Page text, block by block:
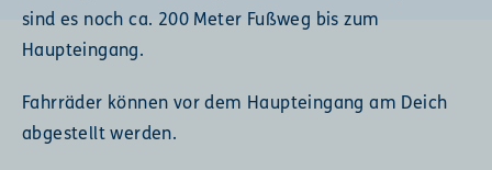
sind es noch ca. 200 Meter Fußweg bis zum
Haupteingang.
Fahrräder können vor dem Haupteingang am Deich
abgestellt werden.